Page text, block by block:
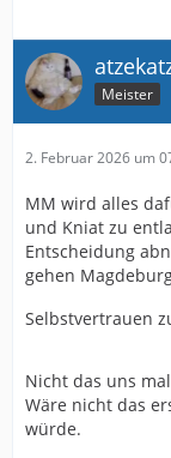
Meister
2. Februar 2026 um
MM wird alles
und Kniat zu
Entscheidung
gehen
Selbstvertrauen
Nicht das uns
Wäre nicht das
würde.